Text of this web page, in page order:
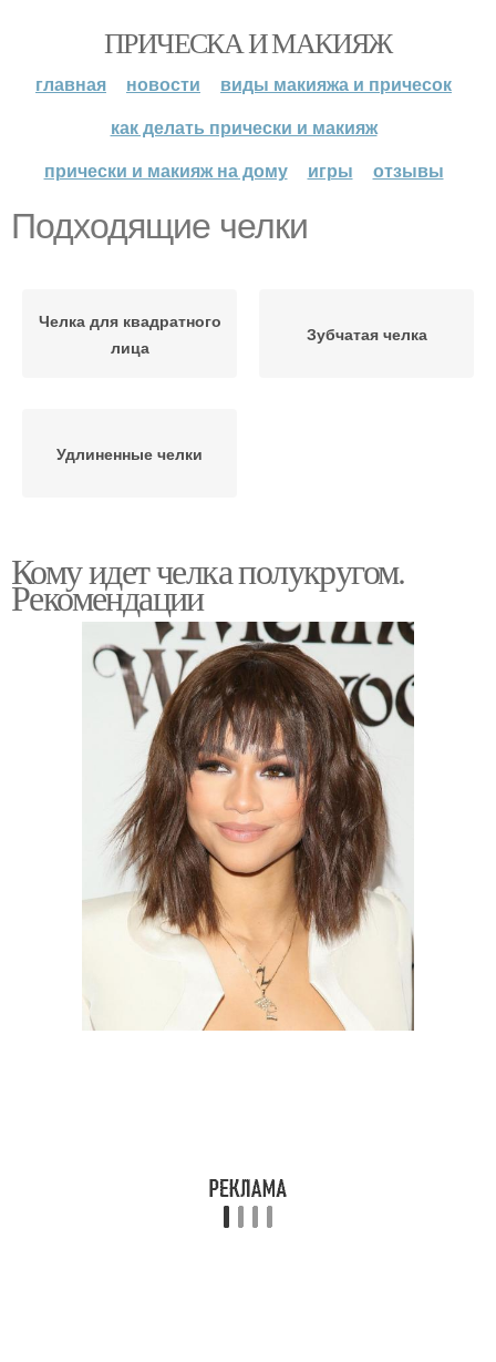
ПРИЧЕСКА И МАКИЯЖ
главная новости
виды макияжа и причесок
как делать прически и макияж
прически и макияж на дому
игры отзывы
Подходящие челки
Челка для квадратного
лица
Зубчатая челка
Удлиненные челки
Кому идет челка полукругом.
Рекомендации